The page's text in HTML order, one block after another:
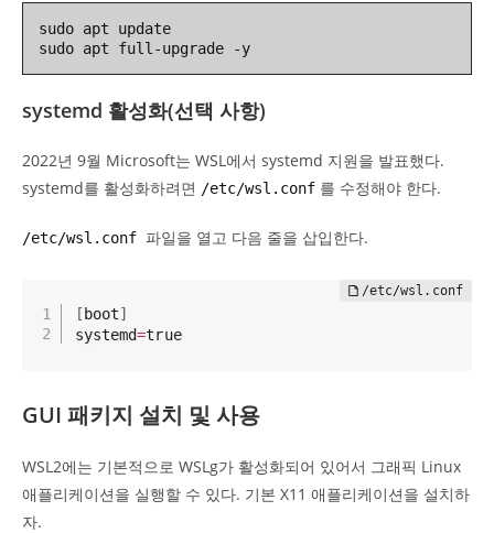
sudo apt update
sudo apt full-upgrade -y
systemd 활성화(선택 사항)
2022년 9월 Microsoft는 WSL에서 systemd 지원을 발표했다.
systemd를 활성화하려면 /etc/wsl.conf 를 수정해야 한다.
/etc/wsl.conf 파일을 열고 다음 줄을 삽입한다.
[ boot]
systemd=true
GUI 패키지 설치 및 사용
WSL2에는 기본적으로 WSLg가 활성화되어 있어서 그래픽 Linux
애플리케이션을 실행할 수 있다. 기본 X11 애플리케이션을 설치하
자.